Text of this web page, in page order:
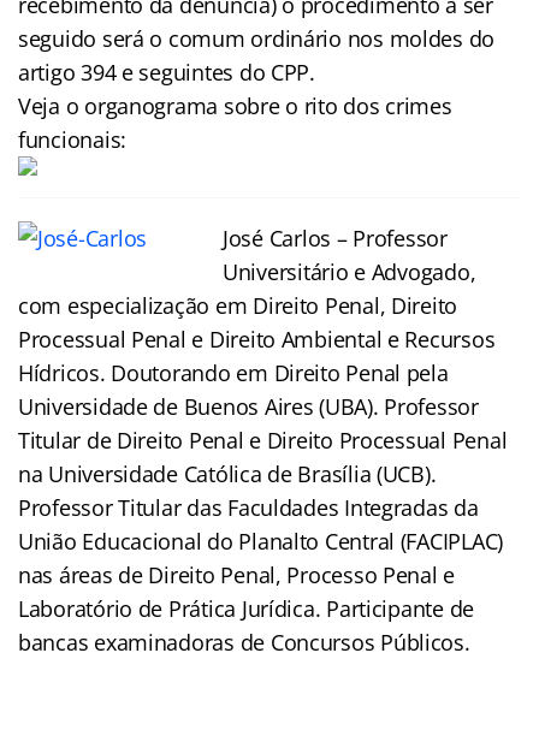
seguido será o comum ordinário nos moldes do
artigo 394 e seguintes do CPP.
Veja o organograma sobre o rito dos crimes
funcionais:
José Carlos – Professor
Universitário e Advogado,
com especialização em Direito Penal, Direito
Processual Penal e Direito Ambiental e Recursos
Hídricos. Doutorando em Direito Penal pela
Universidade de Buenos Aires (UBA). Professor
Titular de Direito Penal e Direito Processual Penal
na Universidade Católica de Brasília (UCB).
Professor Titular das Faculdades Integradas da
União Educacional do Planalto Central (FACIPLAC)
nas áreas de Direito Penal, Processo Penal e
Laboratório de Prática Jurídica. Participante de
bancas examinadoras de Concursos Públicos.